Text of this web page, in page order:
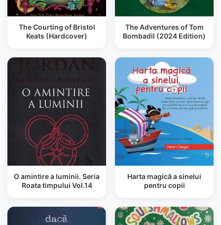
The Courting of Bristol
Keats (Hardcover)
The Adventures of Tom
Bombadil (2024 Edition)
O amintire a luminii. Seria
Roata timpului Vol.14
Harta magică a sinelui
pentru copii